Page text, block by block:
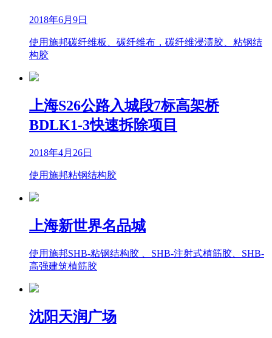
2018年6月9日
使用施邦碳纤维板、碳纤维布，碳纤维浸渍胶、粘钢结
构胶
上海S26公路入城段7标高架桥
BDLK1-3快速拆除项目
2018年4月26日
使用施邦粘钢结构胶
上海新世界名品城
使用施邦SHB-粘钢结构胶 、SHB-注射式植筋胶、SHB-
高强建筑植筋胶
沈阳天润广场